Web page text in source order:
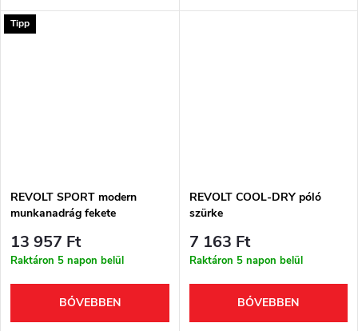
Tipp
REVOLT SPORT modern
munkanadrág fekete
13 957 Ft
Raktáron 5 napon belül
BŐVEBBEN
REVOLT COOL-DRY póló
szürke
7 163 Ft
Raktáron 5 napon belül
BŐVEBBEN